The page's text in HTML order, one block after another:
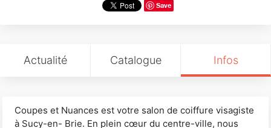
Save
Actualité Catalogue Infos
Coupes et Nuances est votre salon de coiffure visagiste
à Sucy-en- Brie. En plein cœur du centre-ville, nous